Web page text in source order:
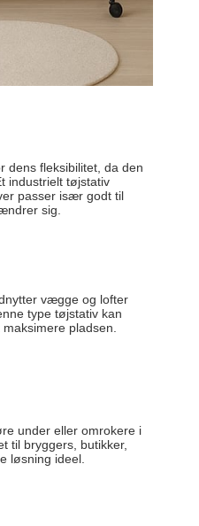
dens fleksibilitet, da den
industrielt tøjstativ
passer især godt til
sig.
vægge og lofter
type tøjstativ kan
pladsen.
under eller omrokere i
til bryggers, butikker,
løsning ideel.